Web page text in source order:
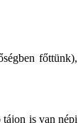
főttünk),
tájon is van népi